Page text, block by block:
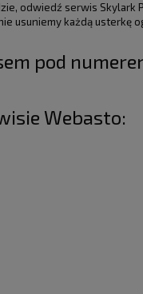
odwiedź serwis Skylark
usuniemy każdą usterkę
pod
Webasto: